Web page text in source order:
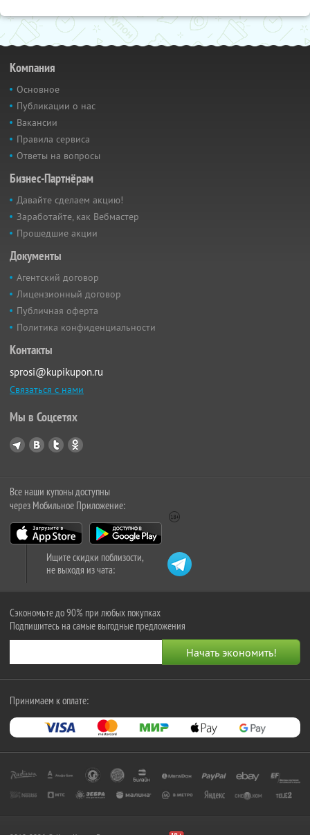
Компания
Основное
Публикации о нас
Вакансии
Правила сервиса
Ответы на вопросы
Бизнес-Партнёрам
Давайте сделаем акцию!
Заработайте, как Вебмастер
Прошедшие акции
Документы
Агентский договор
Лицензионный договор
Публичная оферта
Политика конфиденциальности
Контакты
sprosi@kupikupon.ru
Связаться с нами
Мы в Соцсетях
Все наши купоны доступны
через Мобильное Приложение:
Ищите скидки поблизости,
не выходя из чата:
Сэкономьте до 90% при любых покупках
Подпишитесь на самые выгодные предложения
Принимаем к оплате: